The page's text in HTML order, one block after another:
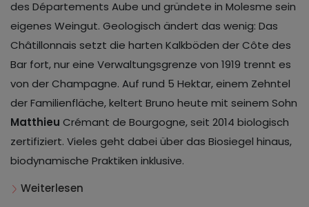
des Départements Aube und gründete in Molesme sein
eigenes Weingut. Geologisch ändert das wenig: Das
Châtillonnais setzt die harten Kalkböden der Côte des
Bar fort, nur eine Verwaltungsgrenze von 1919 trennt es
von der Champagne. Auf rund 5 Hektar, einem Zehntel
der Familienfläche, keltert Bruno heute mit seinem Sohn
Matthieu Crémant de Bourgogne, seit 2014 biologisch
zertifiziert. Vieles geht dabei über das Biosiegel hinaus,
biodynamische Praktiken inklusive.
Weiterlesen